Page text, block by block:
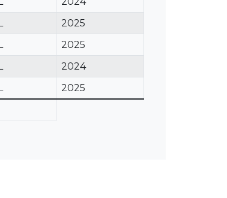
2025
2025
2024
2025